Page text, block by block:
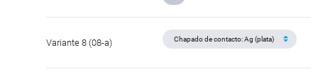
Variante 8 (08-a)